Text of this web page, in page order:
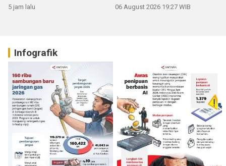
5 jam lalu 06 August 2026 19:27 WIB
Infografik